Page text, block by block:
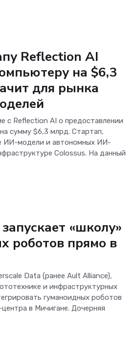
Reflection AI
на $6,3
для рынка
с Reflection AI о предоставлении
сумму $6,3 млрд. Стартап,
ИИ-модели и автономных ИИ-
Colossus. На данный
«школу»
роботов прямо в
Data (ранее Ault Alliance),
и инфраструктурных
гуманоидных роботов
в Мичигане. Дочерняя
Телеком
Больше не «ловите» только